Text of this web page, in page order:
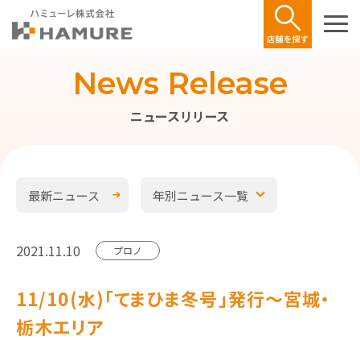
ニュースリリース
News Release
最新ニュース 年別ニュース一覧
2021.11.10 プロノ
11/10(水)｢てまひま冬号」発行～宮城・
栃木エリア